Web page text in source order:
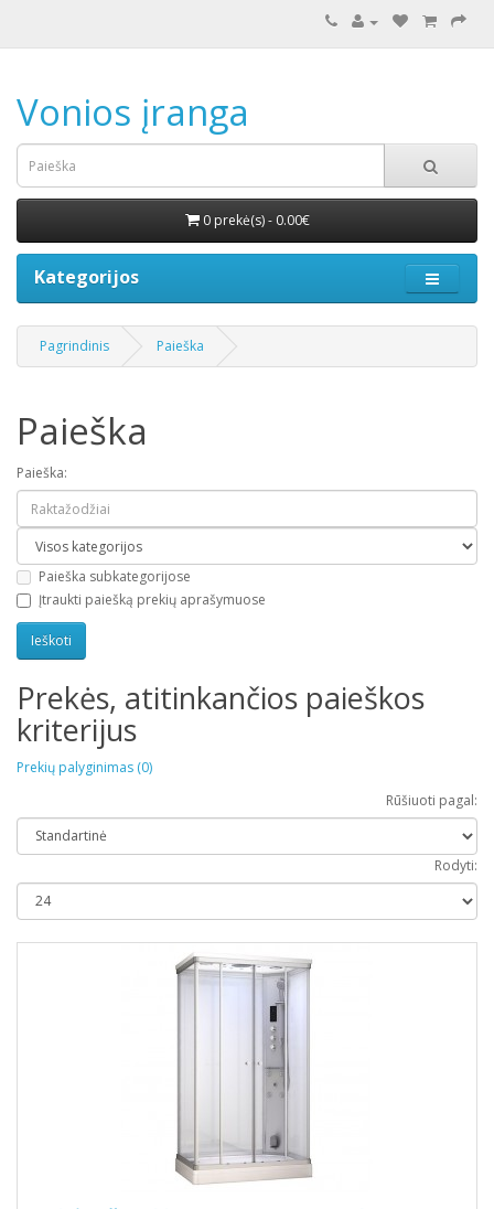
Vonios įranga
0 prekė(s) - 0.00€
Kategorijos
Pagrindinis Paieška
Paieška
Paieška:
Paieška subkategorijose
Įtraukti paiešką prekių aprašymuose
Prekės, atitinkančios paieškos
kriterijus
Prekių palyginimas (0)
Rūšiuoti pagal:
Rodyti: